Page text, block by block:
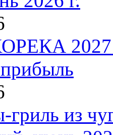
2027:
гриль из